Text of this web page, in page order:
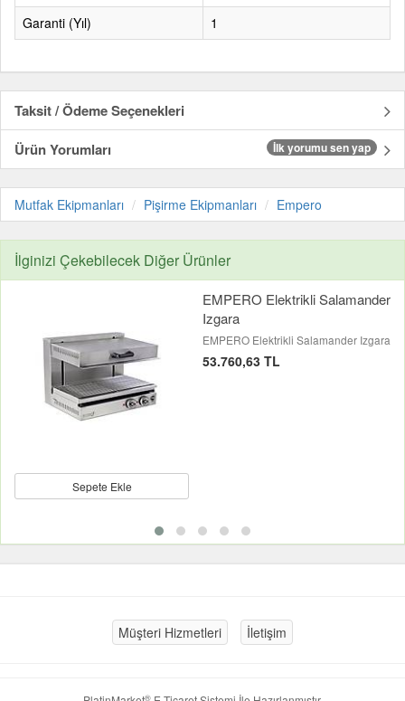
Garanti (Yıl)
1
Taksit / Ödeme Seçenekleri
Ürün Yorumları
İlk yorumu sen yap
Mutfak Ekipmanları Pişirme Ekipmanları Empero
İlginizi Çekebilecek Diğer Ürünler
Sepete Ekle
EMPERO Elektrikli Salamander
Izgara
EMPERO Elektrikli Salamander Izgara
53.760,63 TL
Müşteri Hizmetleri İletişim
®